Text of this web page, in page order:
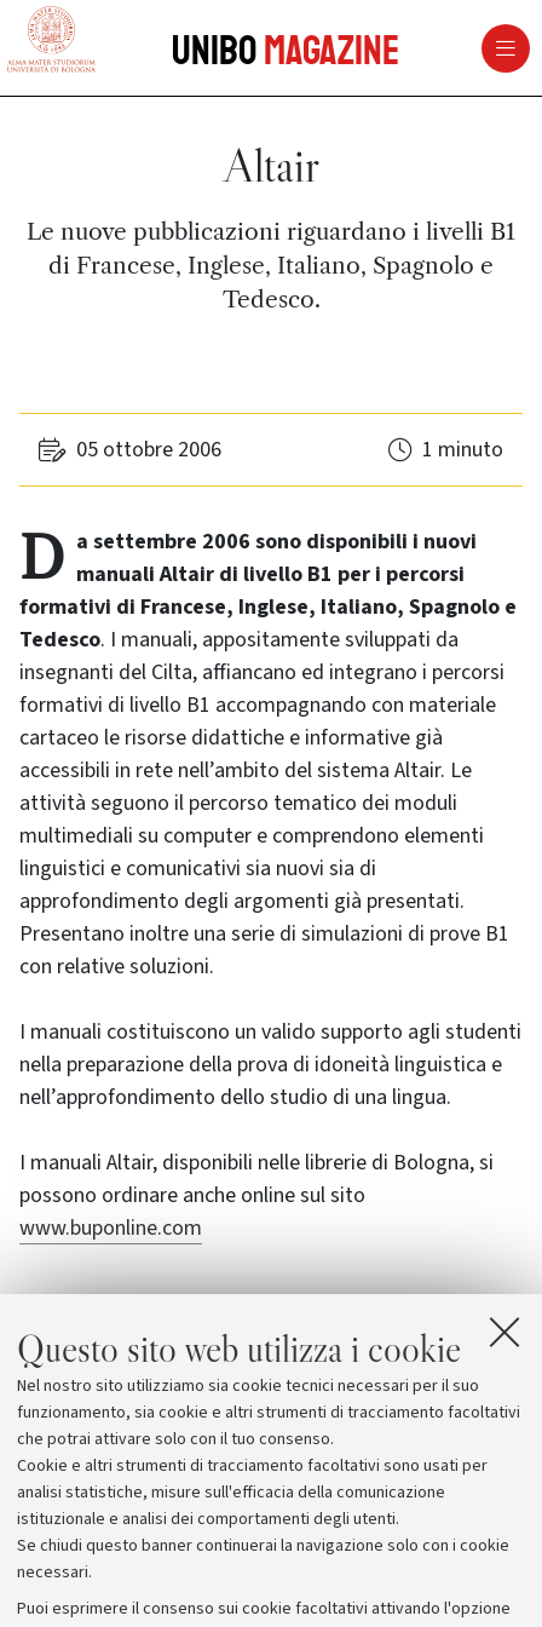
Questo sito web utilizza i cookie
Nel nostro sito utilizziamo sia cookie tecnici necessari per il suo
funzionamento, sia cookie e altri strumenti di tracciamento facoltativi
che potrai attivare solo con il tuo consenso.
Cookie e altri strumenti di tracciamento facoltativi sono usati per
analisi statistiche, misure sull'efficacia della comunicazione
istituzionale e analisi dei comportamenti degli utenti.
Se chiudi questo banner continuerai la navigazione solo con i cookie
necessari.
Puoi esprimere il consenso sui cookie facoltativi attivando l'opzione
vai al contenuto della pagina
UniboMagazine
Altair
Le nuove pubblicazioni riguardano i livelli B1
di Francese, Inglese, Italiano, Spagnolo e
Tedesco.
05 ottobre 2006 1 minuto
Da settembre 2006 sono disponibili i nuovi manuali Altair di livello B1 per i percorsi
formativi di Francese, Inglese, Italiano, Spagnolo e
Tedesco. I manuali, appositamente sviluppati da
insegnanti del Cilta, affiancano ed integrano i percorsi
formativi di livello B1 accompagnando con materiale
cartaceo le risorse didattiche e informative già
accessibili in rete nell’ambito del sistema Altair. Le
attività seguono il percorso tematico dei moduli
multimediali su computer e comprendono elementi
linguistici e comunicativi sia nuovi sia di
approfondimento degli argomenti già presentati.
Presentano inoltre una serie di simulazioni di prove B1
con relative soluzioni.
I manuali costituiscono un valido supporto agli studenti
nella preparazione della prova di idoneità linguistica e
nell’approfondimento dello studio di una lingua.
I manuali Altair, disponibili nelle librerie di Bologna, si
possono ordinare anche online sul sito
www.buponline.com
Allegati
Buponline
Archivio